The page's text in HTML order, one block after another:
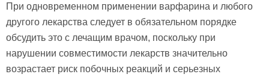
При одновременном применении варфарина и любого
другого лекарства следует в обязательном порядке
обсудить это с лечащим врачом, поскольку при
нарушении совместимости лекарств значительно
возрастает риск побочных реакций и серьезных